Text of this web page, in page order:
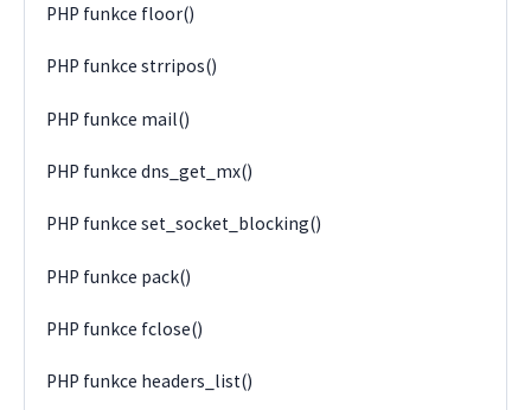
PHP funkce floor()
PHP funkce strripos()
PHP funkce mail()
PHP funkce dns_get_mx()
PHP funkce set_socket_blocking()
PHP funkce pack()
PHP funkce fclose()
PHP funkce headers_list()